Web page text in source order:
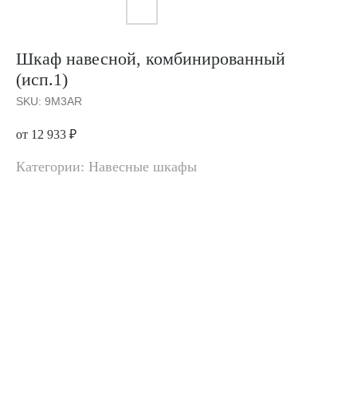
Шкаф навесной, комбинированный
(исп.1)
SKU: 9M3AR
от 12 933 ₽
Категории: Навесные шкафы